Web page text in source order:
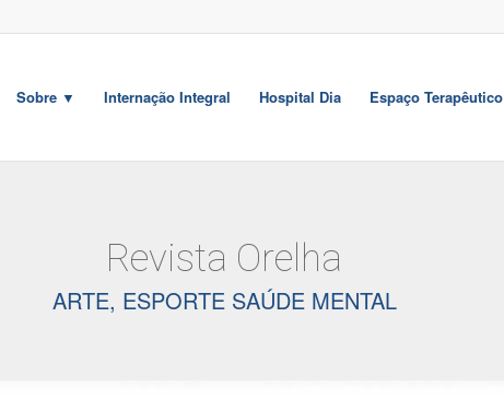
Sobre ▼ Internação Integral Hospital Dia Espaço Terapêutico
Revista Orelha
ARTE, ESPORTE SAÚDE MENTAL